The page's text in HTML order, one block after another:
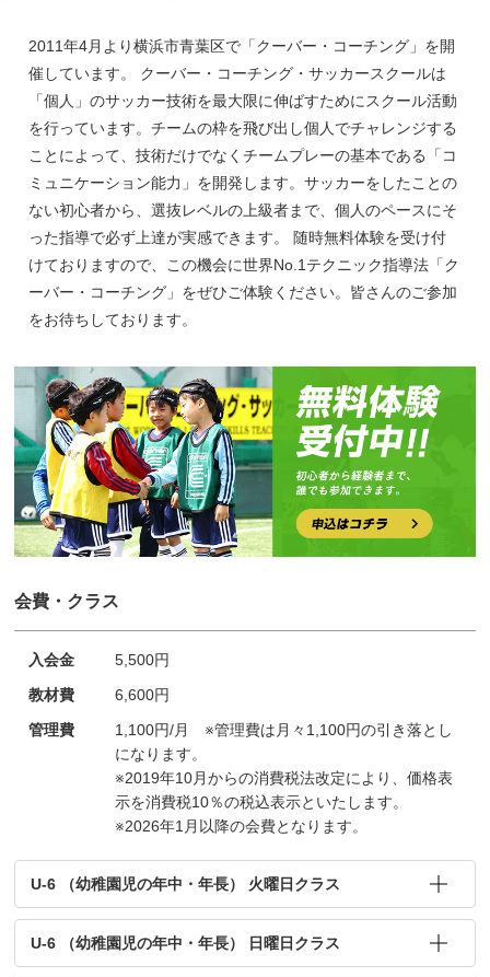
2011年4月より横浜市青葉区で「クーバー・コーチング」を開
催しています。 クーバー・コーチング・サッカースクールは
「個人」のサッカー技術を最大限に伸ばすためにスクール活動
を行っています。チームの枠を飛び出し個人でチャレンジする
ことによって、技術だけでなくチームプレーの基本である「コ
ミュニケーション能力」を開発します。サッカーをしたことの
ない初心者から、選抜レベルの上級者まで、個人のペースにそ
った指導で必ず上達が実感できます。 随時無料体験を受け付
けておりますので、この機会に世界No.1テクニック指導法「ク
ーバー・コーチング」をぜひご体験ください。皆さんのご参加
をお待ちしております。
会費・クラス
入会金
5,500円
教材費
6,600円
管理費
1,100円/月 ※管理費は月々1,100円の引き落とし
になります。
※2019年10月からの消費税法改定により、価格表
示を消費税10％の税込表示といたします。
※2026年1月以降の会費となります。
U-6 （幼稚園児の年中・年長） 火曜日クラス
U-6 （幼稚園児の年中・年長） 日曜日クラス